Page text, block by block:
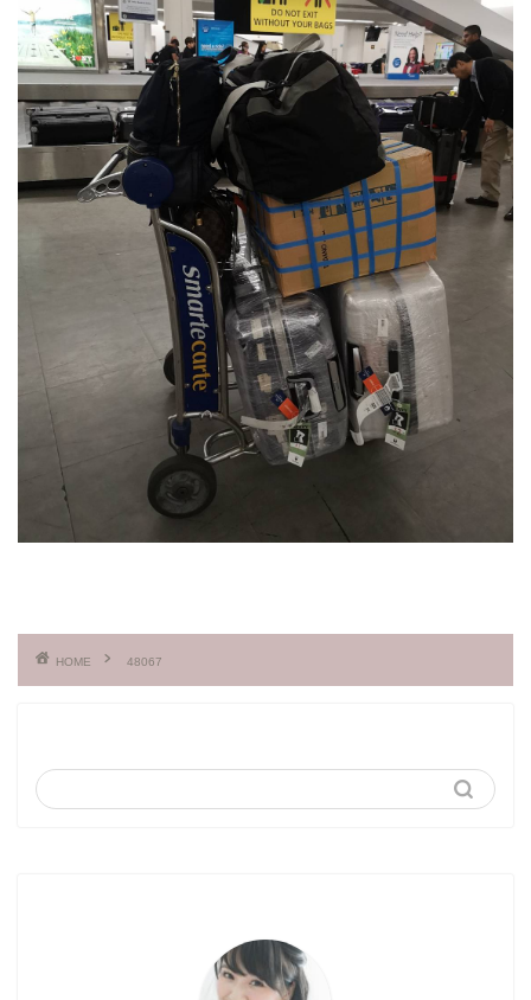
HOME 48067